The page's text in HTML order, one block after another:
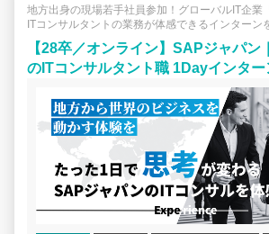
SAPは、人材・情報・資金・設備といっ
的に管理・分析する「ERP（基幹業務統
導入などを通じ、顧客の経営・業務変革
業です。SAPジャパンは、SAPの日本法
設立。クラウド、モバイル、インメモリ
をフル活用し、日本企業の支援を行って
Great Place to Work(R) Institute Japan
ン）の日本における「働きがいのある
規模部門 に入賞し、社員のエンゲージ
組みが活発におこなわれています。
地方出身の現場若手社員参加！グローバルIT企業
ITコンサルタントの業務が体感できるインターン
【28卒／オンライン】SAPジャパン
のITコンサルタント職 1Dayインター